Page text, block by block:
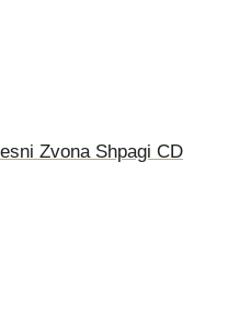
Zvona Shpagi CD